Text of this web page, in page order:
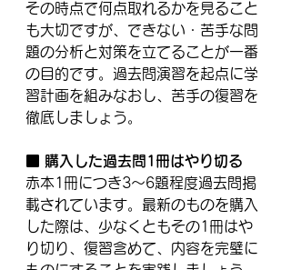
その時点で何点取れるかを見ること
も大切ですが、できない・苦手な問
題の分析と対策を立てることが一番
の目的です。過去問演習を起点に学
習計画を組みなおし、苦手の復習を
徹底しましょう。
■ 購入した過去問1冊はやり切る
赤本1冊につき3～6題程度過去問掲
載されています。最新のものを購入
した際は、少なくともその1冊はや
り切り、復習含めて、内容を完璧に